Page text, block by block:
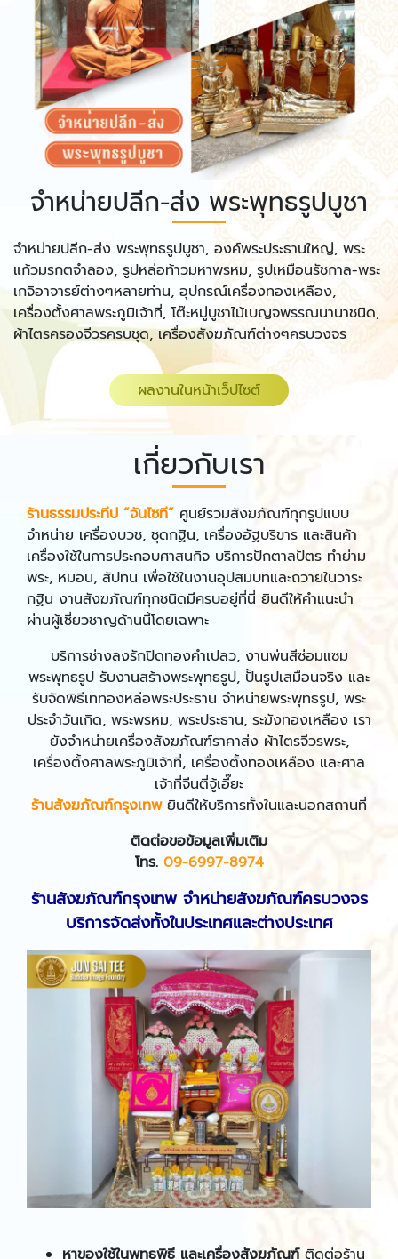
จำหน่ายปลีก-ส่ง พระพุทธรูปบูชา
จำหน่ายปลีก-ส่ง พระพุทธรูปบูชา, องค์พระประธานใหญ่, พระ
แก้วมรกตจำลอง, รูปหล่อท้าวมหาพรหม, รูปเหมือนรัชกาล-พระ
เกจิอาจารย์ต่างๆหลายท่าน, อุปกรณ์เครื่องทองเหลือง,
เครื่องตั้งศาลพระภูมิเจ้าที่, โต๊ะหมู่บูชาไม้เบญจพรรณนานาชนิด,
ผ้าไตรครองจีวรครบชุด, เครื่องสังฆภัณฑ์ต่างๆครบวงจร
ผลงานในหน้าเว็ปไซต์
เกี่ยวกับเรา
ร้านธรรมประทีป “จันไซที” ศูนย์รวมสังฆภัณฑ์ทุกรูปแบบ
จำหน่าย เครื่องบวช, ชุดกฐิน, เครื่องอัฐบริขาร และสินค้า
เครื่องใช้ในการประกอบศาสนกิจ บริการปักตาลปัตร ทำย่าม
พระ, หมอน, สัปทน เพื่อใช้ในงานอุปสมบทและถวายในวาระ
กฐิน งานสังฆภัณฑ์ทุกชนิดมีครบอยู่ที่นี่ ยินดีให้คำแนะนำ
ผ่านผู้เชี่ยวชาญด้านนี้โดยเฉพาะ
​บริการช่างลงรักปิดทองคำเปลว, งานพ่นสีซ่อมแซม
พระพุทธรูป รับงานสร้างพระพุทธรูป, ปั้นรูปเสมือนจริง และ
รับจัดพิธีเททองหล่อพระประธาน จำหน่ายพระพุทธรูป, พระ
ประจำวันเกิด, พระพรหม, พระประธาน, ระฆังทองเหลือง เรา
ยังจำหน่ายเครื่องสังฆภัณฑ์ราคาส่ง ผ้าไตรจีวรพระ,
เครื่องตั้งศาลพระภูมิเจ้าที่, เครื่องตั้งทองเหลือง และศาล
เจ้าที่จีนตี่จู้เอี๊ยะ
ร้านสังฆภัณฑ์กรุงเทพยินดีให้บริการทั้งในและนอกสถานที่
ติดต่อขอข้อมูลเพิ่มเติม
โทร. 09-6997-8974
ร้านสังฆภัณฑ์กรุงเทพ จำหน่ายสังฆภัณฑ์ครบวงจร
บริการจัดส่งทั้งในประเทศและต่างประเทศ
หาของใช้ในพุทธพิธี และเครื่องสังฆภัณฑ์ ติดต่อร้าน